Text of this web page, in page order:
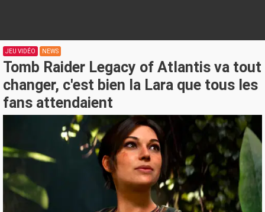
JEU VIDÉO NEWS
Tomb Raider Legacy of Atlantis va tout
changer, c'est bien la Lara que tous les
fans attendaient